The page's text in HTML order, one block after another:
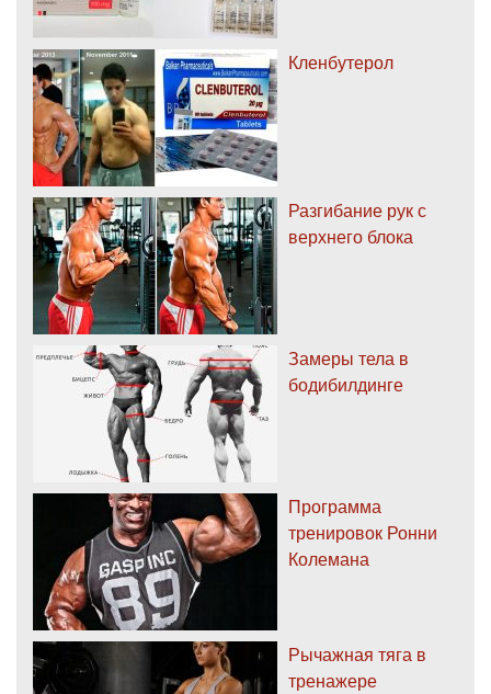
Кленбутерол
Разгибание рук с
верхнего блока
Замеры тела в
бодибилдинге
Программа
тренировок Ронни
Колемана
Рычажная тяга в
тренажере